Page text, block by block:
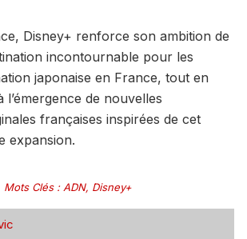
Disney+ renforce son ambition de
incontournable pour les
japonaise en France, tout en
de nouvelles
françaises inspirées de cet
expansion.
Mots Clés:ADN, Disney+